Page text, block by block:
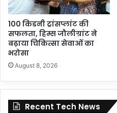
100 किडनी ट्रांसप्लांट की
सफलता, हिम्स जौलीग्रांट ने
बढ़ाया चिकित्सा सेवाओं का
भरोसा
August 8, 2026
Recent Tech News